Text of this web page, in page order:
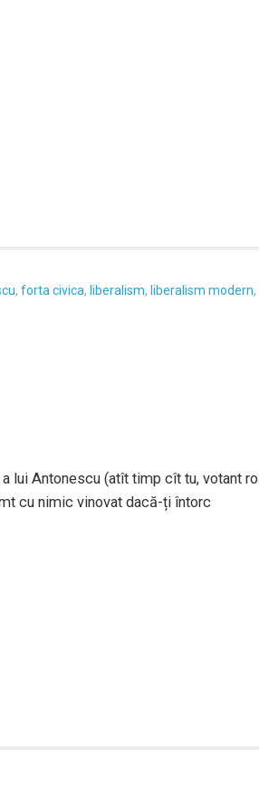
, forta civica, liberalism, liberalism modern,
lui Antonescu (atît timp cît tu, votant
cu nimic vinovat dacă-ți întorc